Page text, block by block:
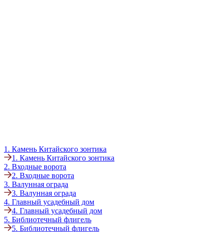
1. Камень Китайского зонтика
1. Камень Китайского зонтика
2. Входные ворота
2. Входные ворота
3. Валунная ограда
3. Валунная ограда
4. Главный усадебный дом
4. Главный усадебный дом
5. Библиотечный флигель
5. Библиотечный флигель